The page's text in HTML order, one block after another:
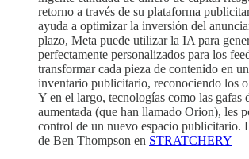
retorno a través de su plataforma
ayuda a optimizar la inversión del
plazo, Meta puede utilizar la IA para
perfectamente personalizados para los
transformar cada pieza de contenido en
inventario publicitario, reconociendo los
Y en el largo, tecnologías como las gafas
aumentada (que han llamado Orion), les
control de un nuevo espacio publicitario.
de Ben Thompson en STRATCHERY